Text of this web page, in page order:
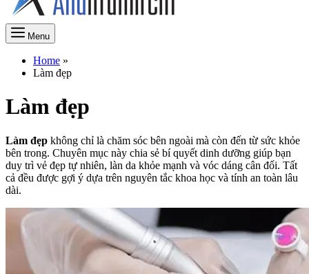
Menu
Home »
Làm đẹp
Làm đẹp
Làm đẹp không chỉ là chăm sóc bên ngoài mà còn đến từ sức khỏe
bên trong. Chuyên mục này chia sẻ bí quyết dinh dưỡng giúp bạn
duy trì vẻ đẹp tự nhiên, làn da khỏe mạnh và vóc dáng cân đối. Tất
cả đều được gợi ý dựa trên nguyên tắc khoa học và tính an toàn lâu
dài.